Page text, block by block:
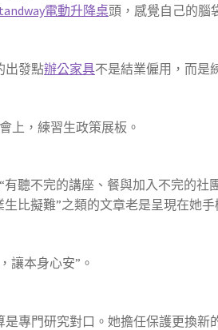
電動升降桌頭，感覺自己的腦
發點辦公家具不是結業僱用，而是
，練習生政策展板。
不完的講座、餐與加入不完的社
比擬難”之類的文章老是呈現在她
本身心安”。
門研究對口。她擔任保護更換新